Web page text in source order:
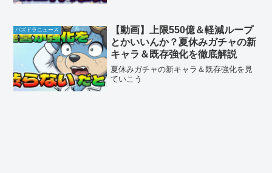
パズドラニュース
【動画】上限550億＆軽減ループ
とかいいんか？夏休みガチャの新
キャラ＆既存強化を徹底解説
夏休みガチャの新キャラ＆既存強化を見
ていこう